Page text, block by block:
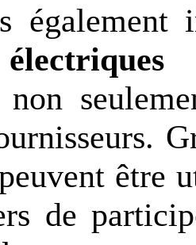
également
non
être
de